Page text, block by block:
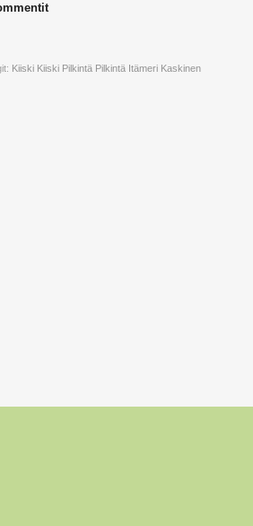
Kiiski Kiiski Pilkintä Pilkintä Itämeri Kaskinen